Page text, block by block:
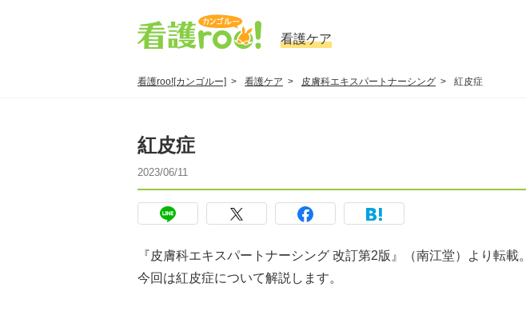
看護ケア
看護roo![カンゴルー] 看護ケア 皮膚科エキスパートナーシング 紅皮症
紅皮症
2023/06/11
『皮膚科エキスパートナーシング 改訂第2版』（南江堂）より転載。
今回は紅皮症について解説します。